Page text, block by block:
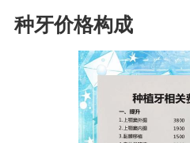
种牙价格构成